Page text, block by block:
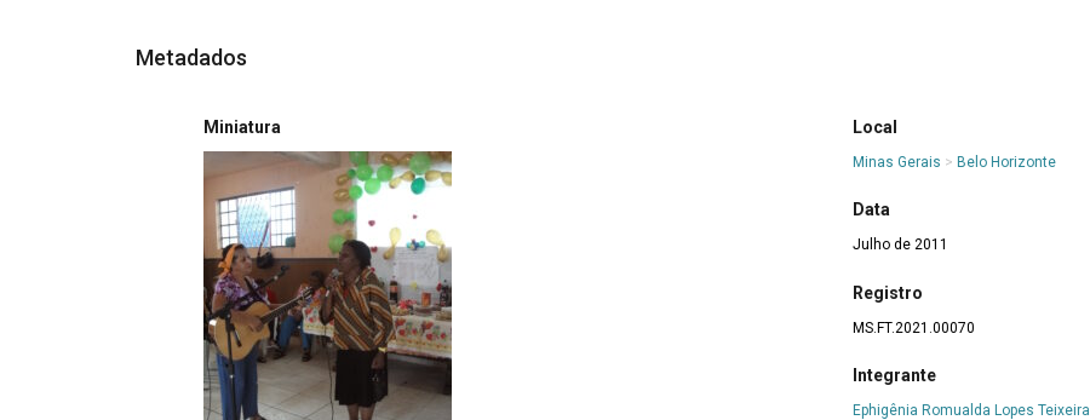
Metadados
Miniatura Local
Minas Gerais > Belo Horizonte
Data
Julho de 2011
Registro
MS.FT.2021.00070
Integrante
Ephigênia Romualda Lopes Teixeira